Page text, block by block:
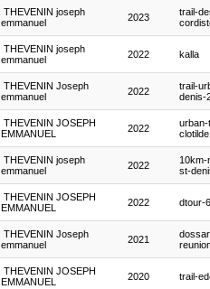
THEVENIN joseph
emmanuel
2023
trail-
THEVENIN joseph
emmanuel
2022 kalla
THEVENIN Joseph
emmanuel
2022
trail-
denis-
THEVENIN JOSEPH
EMMANUEL
2022
clotilde
THEVENIN joseph
emmanuel
2022
10km-
st-
THEVENIN JOSEPH
EMMANUEL
2022 dtour-
THEVENIN Joseph
emmanuel
2021
THEVENIN JOSEPH
EMMANUEL
2020 trail-